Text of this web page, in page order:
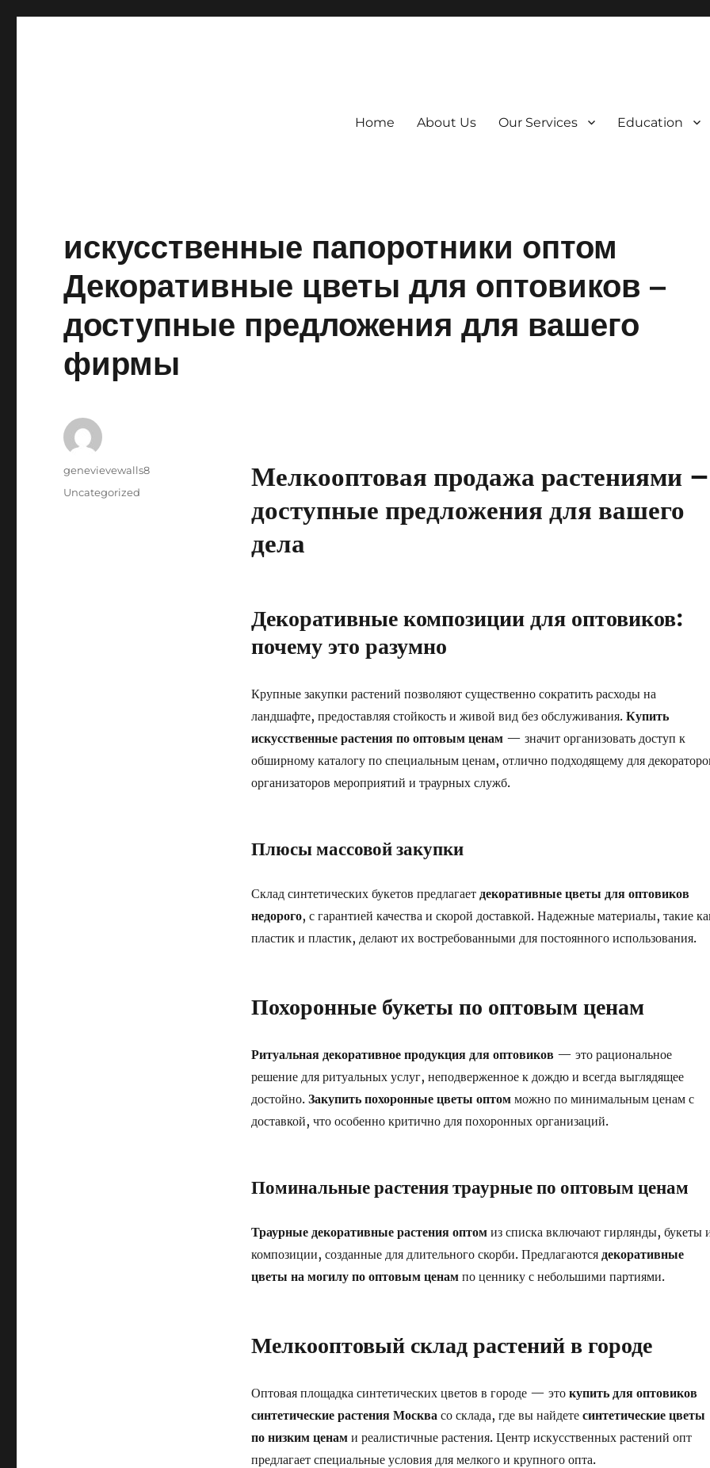
Home About Us Our Services Education
искусственные папоротники оптом
Декоративные цветы для оптовиков –
доступные предложения для вашего
фирмы
Мелкооптовая продажа растениями –
доступные предложения для вашего
дела
Декоративные композиции для оптовиков:
почему это разумно
Крупные закупки растений позволяют существенно сократить расходы на
ландшафте, предоставляя стойкость и живой вид без обслуживания. Купить
искусственные растения по оптовым ценам— значит организовать доступ к
обширному каталогу по специальным ценам, отлично подходящему для
организаторов мероприятий и траурных служб.
Плюсы массовой закупки
Склад синтетических букетов предлагает декоративные цветы для оптовиков
недорого, с гарантией качества и скорой доставкой. Надежные материалы, такие
пластик и пластик, делают их востребованными для постоянного использования.
Похоронные букеты по оптовым ценам
Ритуальная декоративное продукция для оптовиков — это рациональное
решение для ритуальных услуг, неподверженное к дождю и всегда выглядящее
достойно. Закупить похоронные цветы оптомможно по минимальным ценам с
доставкой, что особенно критично для похоронных организаций.
Поминальные растения траурные по оптовым ценам
Траурные декоративные растения оптомиз списка включают гирлянды, букеты
композиции, созданные для длительного скорби. Предлагаются декоративные
цветы на могилу по оптовым ценампо ценнику с небольшими партиями.
Мелкооптовый склад растений в городе
Оптовая площадка синтетических цветов в городе — это купить для оптовиков
синтетические растения Москвасо склада, где вы найдете синтетические цветы
по низким ценами реалистичные растения. Центр искусственных растений опт
предлагает специальные условия для мелкого и крупного опта.
Author
genevievewalls8
Posted
Categories
Uncategorized